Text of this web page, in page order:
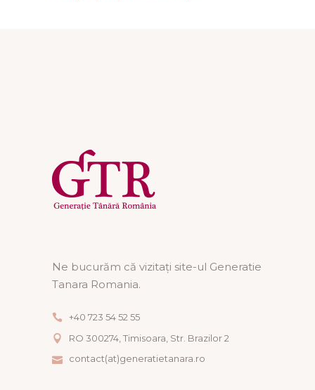
Ne bucurăm că vizitați site-ul Generatie
Tanara Romania.
+40 723 54 52 55
RO 300274, Timisoara, Str. Brazilor 2
contact(at)generatietanara.ro